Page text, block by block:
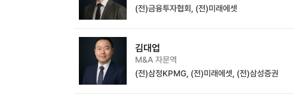
(전)금융투자협회, (전)미래에셋
김대업
M&A 자문역
(전)삼정KPMG, (전)미래에셋, (전)삼성증권